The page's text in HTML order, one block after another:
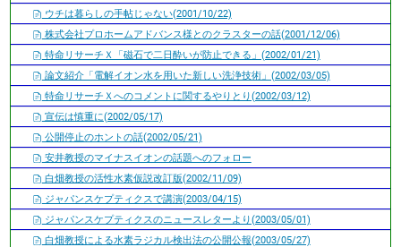
ウチは暮らしの手帖じゃない(2001/10/22)
株式会社プロホームアドバンス様とのクラスターの話(2001/12/06)
特命リサーチＸ「磁石で二日酔いが防止できる」(2002/01/21)
論文紹介「電解イオン水を用いた新しい洗浄技術」(2002/03/05)
特命リサーチＸへのコメントに関するやりとり(2002/03/12)
宣伝は慎重に(2002/05/17)
公開停止のホントの話(2002/05/21)
安井教授のマイナスイオンの話題へのフォロー
白畑教授の活性水素仮説改訂版(2002/11/09)
ジャパンスケプティクスで講演(2003/04/15)
ジャパンスケプティクスのニュースレターより(2003/05/01)
白畑教授による水素ラジカル検出法の公開公報(2003/05/27)